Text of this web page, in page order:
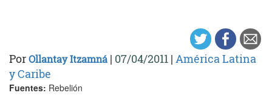
PorOllantay Itzamná | 07/04/2011 | América Latina
y Caribe
Fuentes: Rebelión